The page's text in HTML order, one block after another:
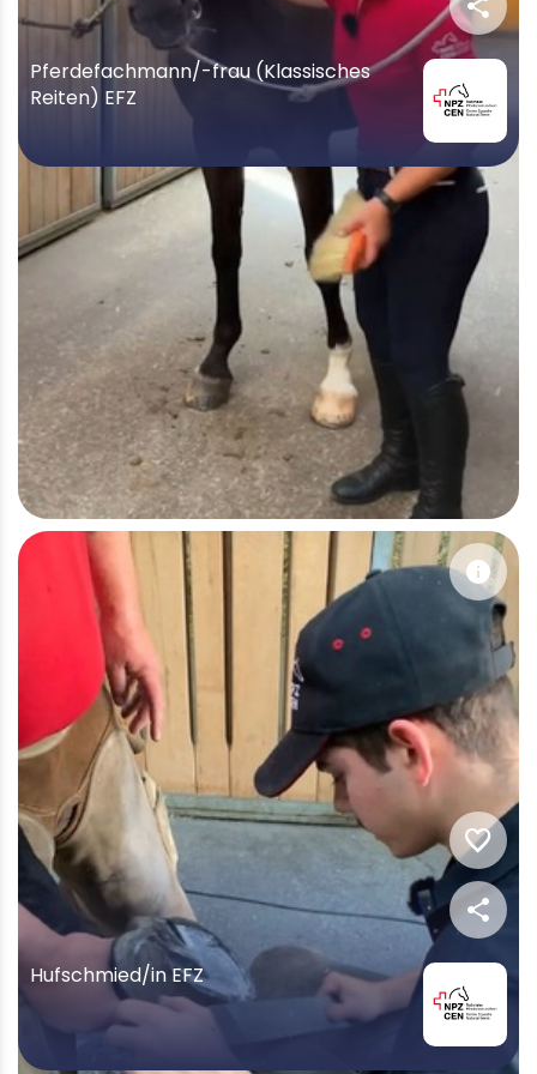
share
Pferdefachmann/-frau (Klassisches
Reiten) EFZ
favorite
share
info
Hufschmied/in EFZ